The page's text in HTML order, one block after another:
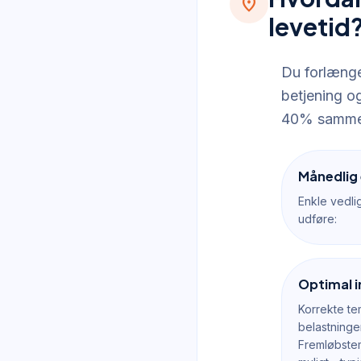
Du
betjening
40%
Enkle
udføre:
Optimal
Korrekte